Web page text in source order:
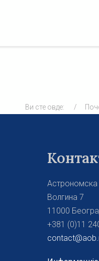
Ви сте овде:
Астрономска
Волгина 7
11000
+381 (0)11